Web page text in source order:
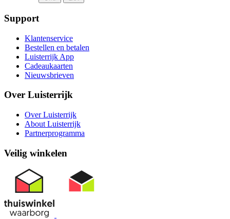
Support
Klantenservice
Bestellen en betalen
Luisterrijk App
Cadeaukaarten
Nieuwsbrieven
Over Luisterrijk
Over Luisterrijk
About Luisterrijk
Partnerprogramma
Veilig winkelen